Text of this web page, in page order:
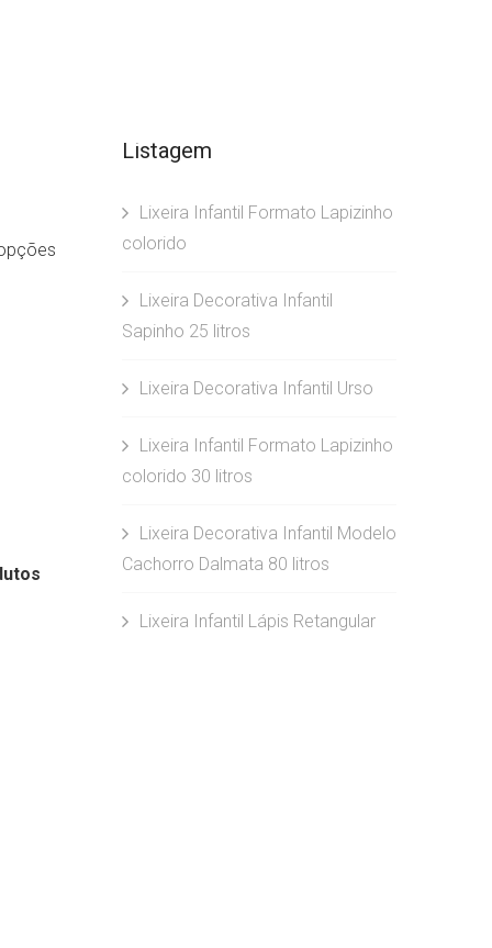
Listagem
Lixeira Infantil Formato Lapizinho
colorido
Lixeira Decorativa Infantil
Sapinho 25 litros
Lixeira Decorativa Infantil Urso
Lixeira Infantil Formato Lapizinho
colorido 30 litros
Lixeira Decorativa Infantil Modelo
Cachorro Dalmata 80 litros
Lixeira Infantil Lápis Retangular